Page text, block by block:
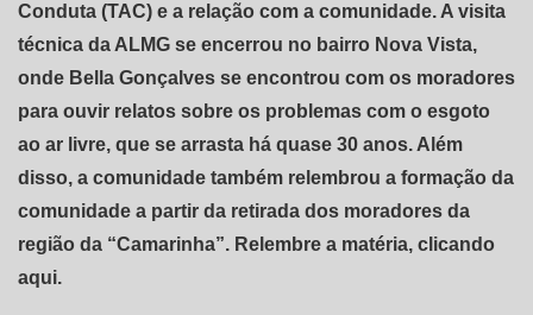
Conduta (TAC) e a relação com a comunidade. A visita
técnica da ALMG se encerrou no bairro Nova Vista,
onde Bella Gonçalves se encontrou com os moradores
para ouvir relatos sobre os problemas com o esgoto
ao ar livre, que se arrasta há quase 30 anos. Além
disso, a comunidade também relembrou a formação da
comunidade a partir da retirada dos moradores da
região da “Camarinha”. Relembre a matéria, clicando
aqui.